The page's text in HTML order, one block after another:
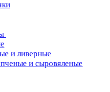
и ливерные
и сыровяленые